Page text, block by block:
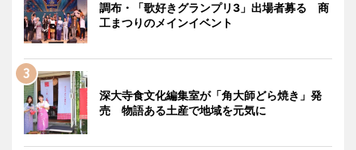
調布・「歌好きグランプリ3」出場者募る 商
工まつりのメインイベント
深大寺食文化編集室が「角大師どら焼き」発
売 物語ある土産で地域を元気に